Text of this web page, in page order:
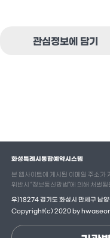
관심정보에 담기
화성특례시통합예약시스템
우)18274 경기도 화성시 만세구 남
Copyright(c) 2020 by
본 웹사이트에 게시된 이메일 주소가
위반시 “정보통신망법”에 의해 처벌